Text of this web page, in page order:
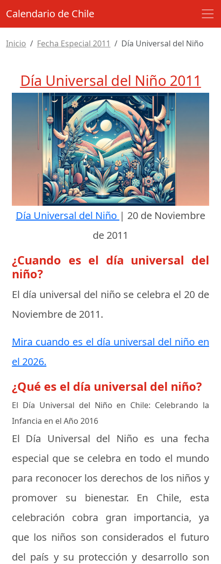
Calendario de Chile
Inicio Fecha Especial 2011 Día Universal del Niño
Día Universal del Niño 2011
Día Universal del Niño | 20 de Noviembre
de 2011
¿Cuando es el día universal del
niño?
El día universal del niño se celebra el 20 de
Noviembre de 2011.
Mira cuando es el día universal del niño en
el 2026.
¿Qué es el día universal del niño?
El Día Universal del Niño en Chile: Celebrando la
Infancia en el Año 2016
El Día Universal del Niño es una fecha
especial que se celebra en todo el mundo
para reconocer los derechos de los niños y
promover su bienestar. En Chile, esta
celebración cobra gran importancia, ya
que los niños son considerados el futuro
del país y su protección y desarrollo son